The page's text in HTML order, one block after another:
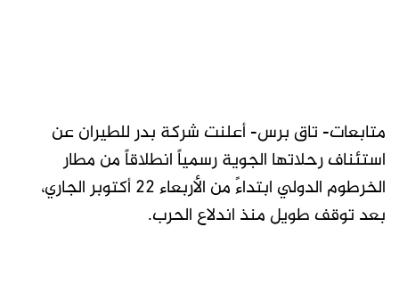
متابعات- تاق برس- أعلنت شركة بدر للطيران عن
استئناف رحلاتها الجوية رسمياً انطلاقاً من مطار
الخرطوم الدولي ابتداءً من الأربعاء 22 أكتوبر الجاري،
بعد توقف طويل منذ اندلاع الحرب.